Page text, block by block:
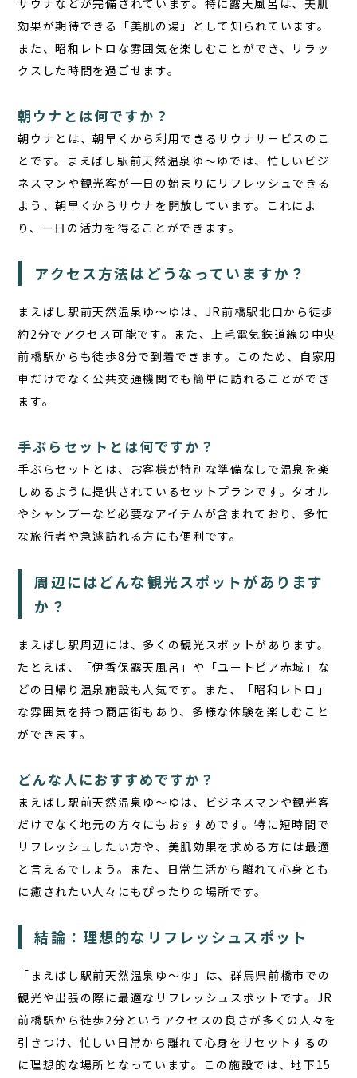
サウナなどが完備されています。特に露天風呂は、美肌
効果が期待できる「美肌の湯」として知られています。
また、昭和レトロな雰囲気を楽しむことができ、リラッ
クスした時間を過ごせます。
朝ウナとは何ですか？
朝ウナ とは、朝早くから利用できるサウナサービスのこ
とです。まえばし駅前天然温泉ゆ〜ゆでは、忙しいビジ
ネスマンや観光客が一日の始まりにリフレッシュできる
よう、朝早くからサウナを開放しています。これによ
り、一日の活力を得ることができます。
アクセス方法はどうなっていますか？
まえばし駅前天然温泉ゆ〜ゆは、JR前橋駅北口から徒歩
約2分でアクセス可能です。また、上毛電気鉄道線の中央
前橋駅からも徒歩8分で到着できます。このため、自家用
車だけでなく公共交通機関でも簡単に訪れることができ
ます。
手ぶらセットとは何ですか？
手ぶらセット とは、お客様が特別な準備なしで温泉を楽
しめるように提供されているセットプランです。タオル
やシャンプーなど必要なアイテムが含まれており、多忙
な旅行者や急遽訪れる方にも便利です。
周辺にはどんな観光スポットがあります
か？
まえばし駅周辺には、多くの観光スポットがあります。
たとえば、「伊香保露天風呂」や「ユートピア赤城」な
どの日帰り温泉施設も人気です。また、「昭和レトロ」
な雰囲気を持つ商店街もあり、多様な体験を楽しむこと
ができます。
どんな人におすすめですか？
まえばし駅前天然温泉ゆ〜ゆは、ビジネスマンや観光客
だけでなく地元の方々にもおすすめです。特に短時間で
リフレッシュしたい方や、美肌効果を求める方には最適
と言えるでしょう。また、日常生活から離れて心身とも
に癒されたい人々にもぴったりの場所です。
結論：理想的なリフレッシュスポット
「まえばし駅前天然温泉ゆ〜ゆ」は、群馬県前橋市での
観光や出張の際に最適なリフレッシュスポットです。JR
前橋駅から徒歩2分というアクセスの良さが多くの人々を
引きつけ、忙しい日常から離れて心身をリセットするの
に理想的な場所となっています。この施設では、地下15